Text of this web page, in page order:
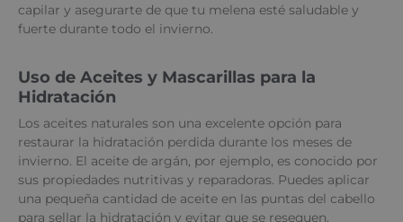
capilar y asegurarte de que tu melena esté saludable y
fuerte durante todo el invierno.
Uso de Aceites y Mascarillas para la
Hidratación
Los aceites naturales son una excelente opción para
restaurar la hidratación perdida durante los meses de
invierno. El aceite de argán, por ejemplo, es conocido por
sus propiedades nutritivas y reparadoras. Puedes aplicar
una pequeña cantidad de aceite en las puntas del cabello
para sellar la hidratación y evitar que se resequen.